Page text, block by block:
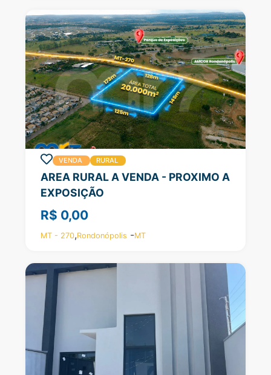
VENDA RURAL
AREA RURAL A VENDA - PROXIMO A
EXPOSIÇÃO
R$ 0,00
MT - 270,Rondonópolis -MT